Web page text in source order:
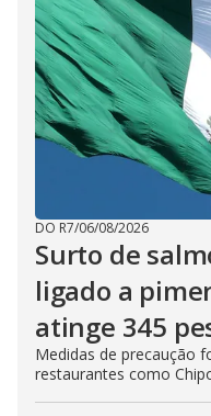
DO R7/06/08/2026
Surto de
ligado a
atinge 345
Medidas de precaução
restaurantes como